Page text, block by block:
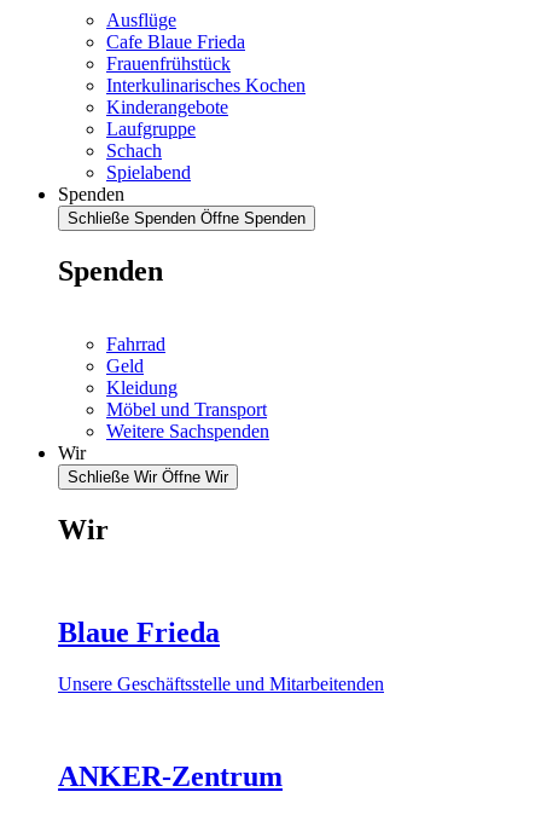
Ausflüge
Cafe Blaue Frieda
Frauenfrühstück
Interkulinarisches Kochen
Kinderangebote
Laufgruppe
Schach
Spielabend
Spenden
Schließe Spenden Öffne Spenden
Spenden
Fahrrad
Geld
Kleidung
Möbel und Transport
Weitere Sachspenden
Wir
Schließe Wir Öffne Wir
Wir
Blaue Frieda
Unsere Geschäftsstelle und Mitarbeitenden
ANKER-Zentrum